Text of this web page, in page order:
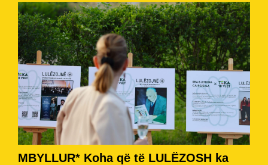
MBYLLUR* Koha që të LULËZOSH ka